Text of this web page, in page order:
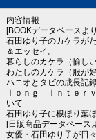
内容情報
[BOOKデータベースよ
石田ゆり子のカケラが
＆エッセイ。
暮らしのカケラ（愉し
わたしのカケラ（服が
ハニオとタビの成長記
ｌｏｎｇ ｉｎｔｅｒ
いて
石田ゆり子に根ほり葉
[日販商品データベース
女優・石田ゆり子が日